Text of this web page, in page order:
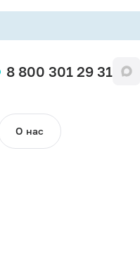
8 800 301 29 31
О нас